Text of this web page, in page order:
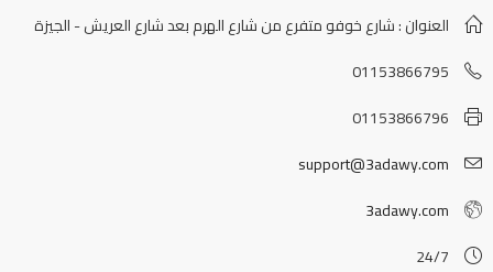
العنوان : شارع خوفو متفرع من شارع الهرم بعد شارع العريش - الجيزة
01153866795
01153866796
support@3adawy.com
3adawy.com
24/7